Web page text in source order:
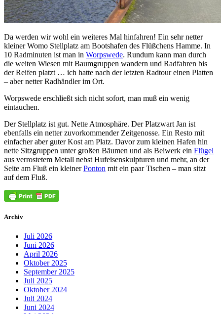
Da werden wir wohl ein weiteres Mal hinfahren! Ein sehr netter
kleiner Womo Stellplatz am Bootshafen des Flüßchens Hamme. In
10 Radminuten ist man in Worpswede. Rundum kann man durch
die weiten Wiesen mit Baumgruppen wandern und Radfahren bis
der Reifen platzt … ich hatte nach der letzten Radtour einen Platten
– aber netter Radhändler im Ort.
Worpswede erschließt sich nicht sofort, man muß ein wenig
eintauchen.
Der Stellplatz ist gut. Nette Atmosphäre. Der Platzwart Jan ist
ebenfalls ein netter zuvorkommender Zeitgenosse. Ein Resto mit
einfacher aber guter Kost am Platz. Davor zum kleinen Hafen hin
nette Sitzgruppen unter großen Bäumen und als Beiwerk ein Flügel
aus verrostetem Metall nebst Hufeisenskulpturen und mehr, an der
Seite am Fluß ein kleinerPonton mit ein paar Tischen – man sitzt
auf dem Fluß.
Archiv
Juli 2026
Juni 2026
April 2026
Oktober 2025
September 2025
Juli 2025
Oktober 2024
Juli 2024
Juni 2024